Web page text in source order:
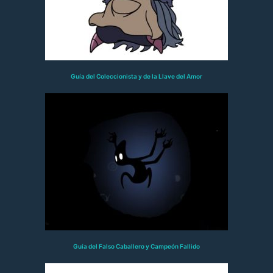
Guía del Coleccionista y de la Llave del Amor
Guía del Falso Caballero y Campeón Fallido